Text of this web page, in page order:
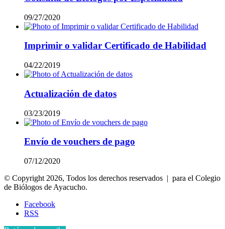
09/27/2020
Imprimir o validar Certificado de Habilidad
04/22/2019
Actualización de datos
03/23/2019
Envío de vouchers de pago
07/12/2020
© Copyright 2026, Todos los derechos reservados | para el Colegio
de Biólogos de Ayacucho.
Facebook
RSS